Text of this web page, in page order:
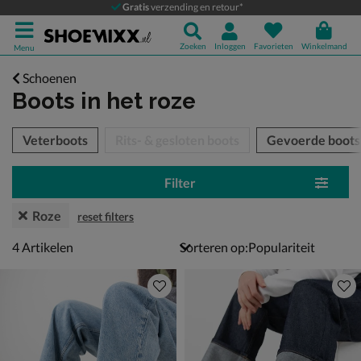
Gratisverzending en retour*
Menu Zoeken Inloggen Favorieten Winkelmand
Schoenen
Boots in het roze
over
Veterboots Gevoerde boots
Filter
Roze reset filters
4 artikelen
4Artikelen Sorteren op: